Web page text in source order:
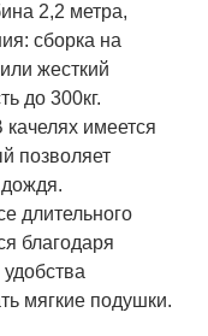
2,2 метра,
сборка на
жесткий
до 300кг.
качелях имеется
позволяет
длительного
благодаря
мягкие подушки.